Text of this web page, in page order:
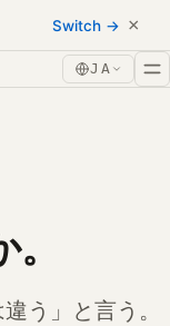
Switch → ×
JA
う」と言う。